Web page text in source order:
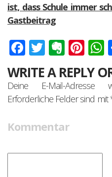
ist, dass Schule immer
Gastbeitrag
Facebook
Twitter
WRITE A REPLY
Deine E-Mail-Adresse
Erforderliche Felder sind mit
Kommentar